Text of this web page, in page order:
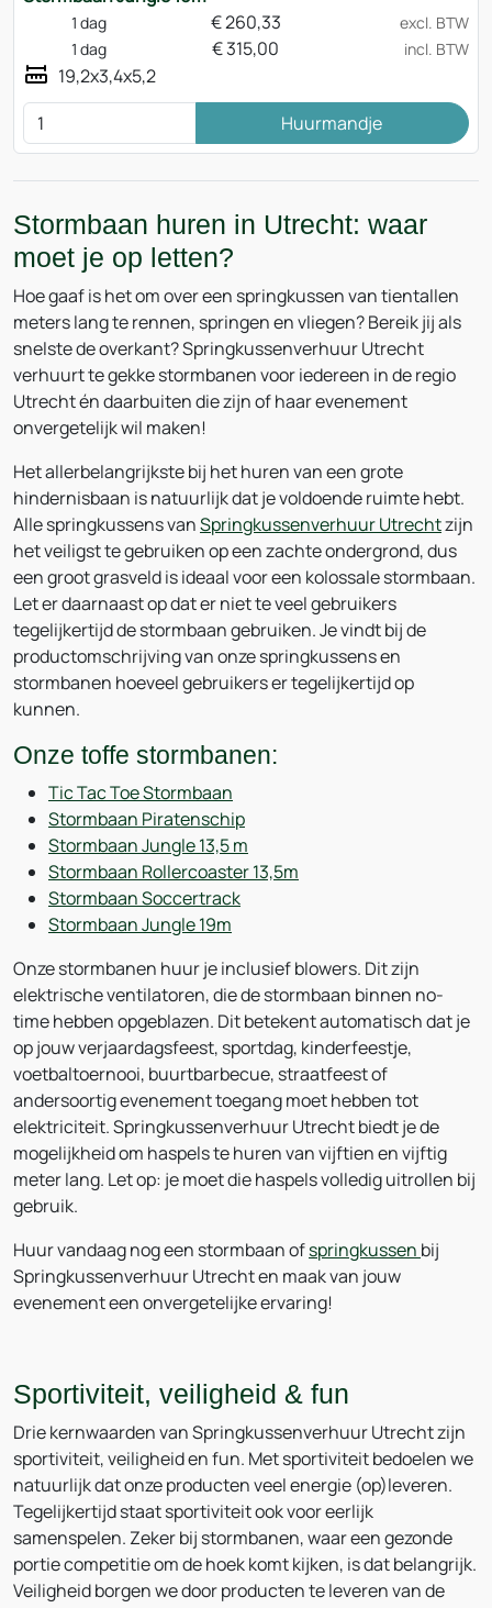
1 dag €260,33
excl. BTW
1 dag
€315,00 incl. BTW
19,2x3,4x5,2
Huurmandje
Stormbaan huren in Utrecht: waar
moet je op letten?
Hoe gaaf is het om over een springkussen van tientallen
meters lang te rennen, springen en vliegen? Bereik jij als
snelste de overkant? Springkussenverhuur Utrecht
verhuurt te gekke stormbanen voor iedereen in de regio
Utrecht én daarbuiten die zijn of haar evenement
onvergetelijk wil maken!
Het allerbelangrijkste bij het huren van een grote
hindernisbaan is natuurlijk dat je voldoende ruimte hebt.
Alle springkussens vanSpringkussenverhuur Utrechtzijn
het veiligst te gebruiken op een zachte ondergrond, dus
een groot grasveld is ideaal voor een kolossale stormbaan.
Let er daarnaast op dat er niet te veel gebruikers
tegelijkertijd de stormbaan gebruiken. Je vindt bij de
productomschrijving van onze springkussens en
stormbanen hoeveel gebruikers er tegelijkertijd op
kunnen.
Onze toffe stormbanen:
Tic Tac Toe Stormbaan
Stormbaan Piratenschip
Stormbaan Jungle 13,5 m
Stormbaan Rollercoaster 13,5m
Stormbaan Soccertrack
Stormbaan Jungle 19m
Onze stormbanen huur je inclusief blowers. Dit zijn
elektrische ventilatoren, die de stormbaan binnen no-
time hebben opgeblazen. Dit betekent automatisch dat je
op jouw verjaardagsfeest, sportdag, kinderfeestje,
voetbaltoernooi, buurtbarbecue, straatfeest of
andersoortig evenement toegang moet hebben tot
elektriciteit. Springkussenverhuur Utrecht biedt je de
mogelijkheid om haspels te huren van vijftien en vijftig
meter lang. Let op: je moet die haspels volledig uitrollen bij
gebruik.
Huur vandaag nog een stormbaan ofspringkussen bij
Springkussenverhuur Utrecht en maak van jouw
evenement een onvergetelijke ervaring!
Sportiviteit, veiligheid & fun
Drie kernwaarden van Springkussenverhuur Utrecht zijn
sportiviteit, veiligheid en fun. Met sportiviteit bedoelen we
natuurlijk dat onze producten veel energie (op)leveren.
Tegelijkertijd staat sportiviteit ook voor eerlijk
samenspelen. Zeker bij stormbanen, waar een gezonde
portie competitie om de hoek komt kijken, is dat belangrijk.
Veiligheid borgen we door producten te leveren van de